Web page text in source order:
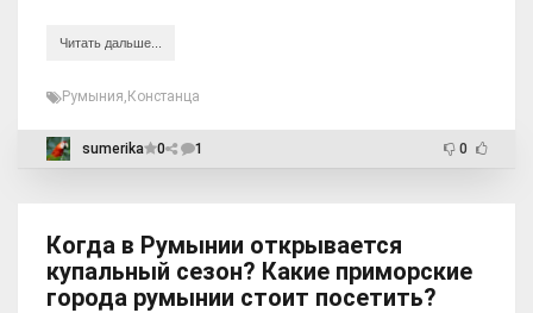
Читать дальше...
Румыния Констанца
sumerika 0 1 0
Когда в Румынии открывается
купальный сезон? Какие приморские
города румынии стоит посетить?